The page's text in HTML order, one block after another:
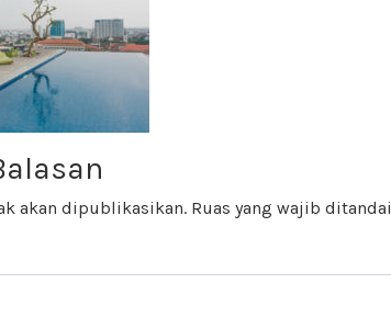
akan dipublikasikan. Ruas yang wajib ditandai